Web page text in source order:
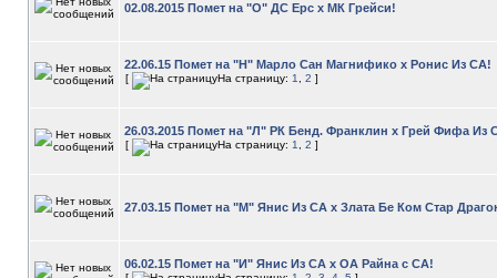
02.08.2015 Помет на "О" ДС Ерс х МК Грейси!
22.06.15 Помет на "Н" Марло Сан Магнифико х Ронис Из СА!
[ На страницу: 1 2 ]
26.03.2015 Помет на "Л" РК Бенд. Франклин х Грей Фифа Из
[ На страницу: 1 2 ]
27.03.15 Помет на "М" Янис Из СА х Злата Бе Ком Стар
06.02.15 Помет на "И" Янис Из СА х ОА Райна с СА!